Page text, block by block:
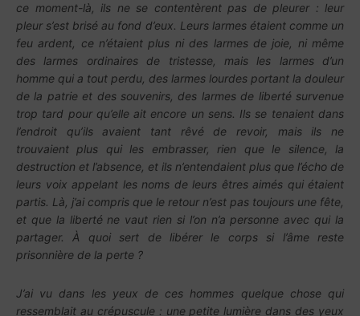
ce moment-là, ils ne se contentèrent pas de pleurer : leur
pleur s’est brisé au fond d’eux. Leurs larmes étaient comme un
feu ardent, ce n’étaient plus ni des larmes de joie, ni même
des larmes ordinaires de tristesse, mais les larmes d’un
homme qui a tout perdu, des larmes lourdes portant la douleur
de la patrie et des souvenirs, des larmes de liberté survenue
trop tard pour qu’elle ait encore un sens. Ils se tenaient dans
l’endroit qu’ils avaient tant rêvé de revoir, mais ils ne
trouvaient plus qui les embrasser, rien que le silence, la
destruction et l’absence, et ils n’entendaient plus que l’écho de
leurs voix appelant les noms de leurs êtres aimés qui étaient
partis. Là, j’ai compris que le retour n’est pas toujours une fête,
et que la liberté ne vaut rien si l’on n’a personne avec qui la
partager. À quoi sert de libérer le corps si l’âme reste
prisonnière de la perte ?
J’ai vu dans les yeux de ces hommes quelque chose qui
ressemblait au crépuscule : une petite lumière dans des yeux